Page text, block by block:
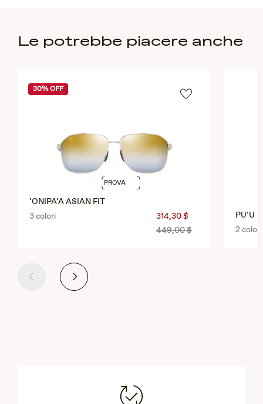
Le potrebbe piacere anche
30% OFF
‘ONIPA‘A ASIAN FIT
3 colori
449,00 $
314,30 $
PROVA
PU‘U
2 colori
PrecedenteSuccessivo